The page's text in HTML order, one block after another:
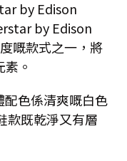
by Edison
by Edison
嘅款式之一，將
。
色係清爽嘅白色
款既乾淨又有層